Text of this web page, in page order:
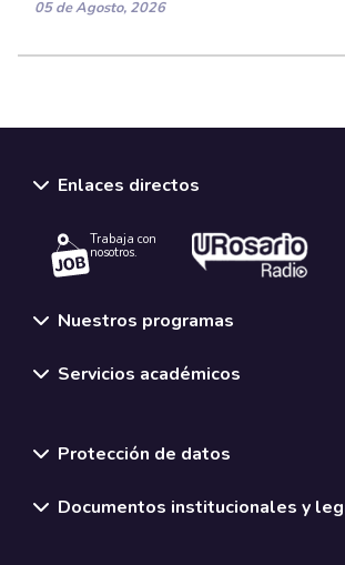
05 de Agosto, 2026
Enlaces directos
Trabaja con
nosotros.
Nuestros programas
Servicios académicos
Protección de datos
Documentos institucionales y